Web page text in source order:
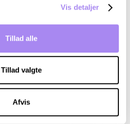
Vis detaljer
Tillad alle
Tillad valgte
Afvis
efficiency with Spirii API